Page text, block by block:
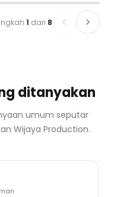
1 dari 8
ditanyakan
umum seputar
Wijaya Production.